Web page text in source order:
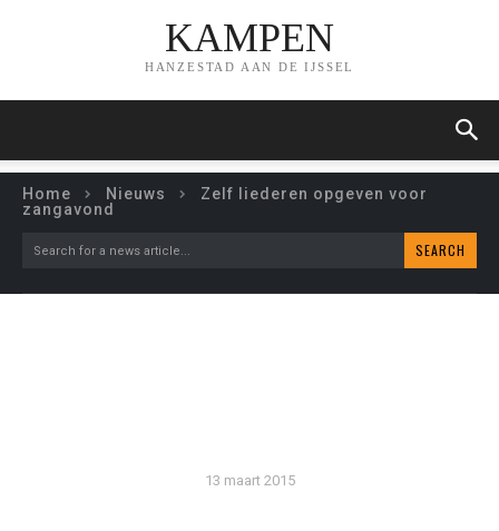
KAMPEN
HANZESTAD AAN DE IJSSEL
Home Nieuws
Zelf liederen opgeven voor
zangavond
Search for a news article... SEARCH
13 maart 2015